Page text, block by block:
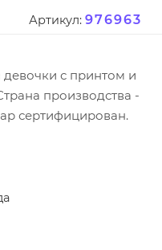
Артикул: 976963
с принтом и
производства -
сертифицирован.